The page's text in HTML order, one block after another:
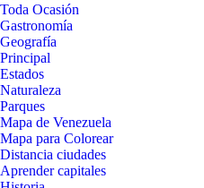
Toda Ocasión
Gastronomía
Geografía
Principal
Estados
Naturaleza
Parques
Mapa de Venezuela
Mapa para Colorear
Distancia ciudades
Aprender capitales